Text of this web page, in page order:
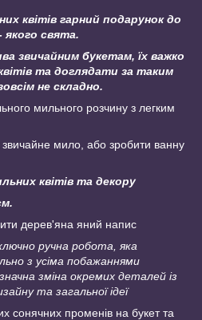
квітів гарний подарунок до
якого свята.
звичайним букетам, їх важко
та доглядати за таким
не складно.
мильного розчину з легким
мило, або зробити ванну
х квітів та декору
дерев'яна яний напис
ручна робота, яка
з усіма побажаннями
зміна окремих деталей із
та загальної ідеї
сонячних променів на букет та